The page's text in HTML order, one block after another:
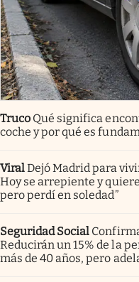
Truco Qué significa
coche y por qué es
ViralDejó Madrid para
Hoy se arrepiente y
pero perdí en soledad”
Seguridad Social
Reducirán un 15% de la
más de 40 años, pero